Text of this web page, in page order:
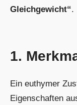
Gleichgewicht“.
1.
Ein euthymer
Eigenschaften